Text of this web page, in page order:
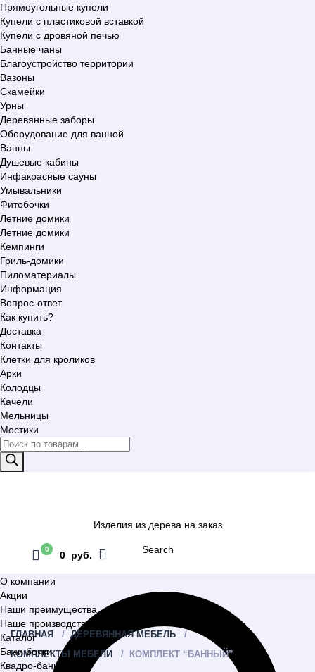
Прямоугольные купели
Купели с пластиковой вставкой
Купели с дровяной печью
Банные чаны
Благоустройство территории
Вазоны
Скамейки
Урны
Деревянные заборы
Оборудование для ванной
Ванны
Душевые кабины
Инфакрасные сауны
Умывальники
Фитобочки
Летние домики
Летние домики
Кемпинги
Гриль-домики
Пиломатериалы
Информация
Вопрос-ответ
Как купить?
Доставка
Контакты
Клетки для кроликов
Арки
Колодцы
Качели
Мельницы
Мостики
Поиск
товаров
Изделия из дерева на заказ
Search
0
0 руб.
О компании
Акции
Наши преимущества
Наше производство
Каталог
Бани бочки
Квадро-бани
ГЛАВНАЯ
ДЕРЕВЯННАЯ МЕБЕЛЬ
КОМПЛЕКТЫ МЕБЕЛИ
КОМПЛЕКТ “БАННЫЙ”